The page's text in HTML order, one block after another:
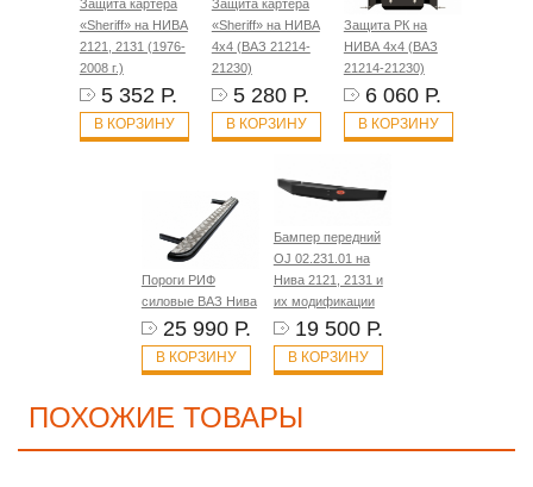
Защита картера
«Sheriff» на НИВА
2121, 2131 (1976-
2008 г.)
5 352 Р.
В КОРЗИНУ
Защита картера
«Sheriff» на НИВА
4x4 (ВАЗ 21214-
21230)
5 280 Р.
В КОРЗИНУ
Защита РК на
НИВА 4x4 (ВАЗ
21214-21230)
6 060 Р.
В КОРЗИНУ
Пороги РИФ
силовые ВАЗ Нива
25 990 Р.
В КОРЗИНУ
Бампер передний
OJ 02.231.01 на
Нива 2121, 2131 и
их модификации
19 500 Р.
В КОРЗИНУ
ПОХОЖИЕ ТОВАРЫ